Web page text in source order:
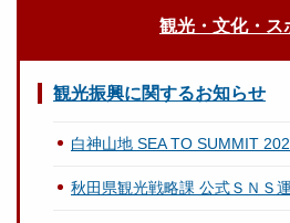
観光・文化・ス
観光振興に関するお知らせ
白神山地 SEA TO SUMMIT
秋田県観光戦略課 公式ＳＮＳ